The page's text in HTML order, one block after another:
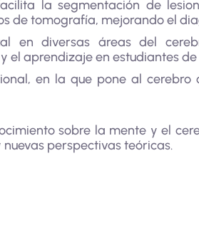
la segmentación de
de tomografía, mejorando el
en diversas áreas del
el aprendizaje en estudiantes
en la que pone al cerebro
sobre la mente y el
perspectivas teóricas.